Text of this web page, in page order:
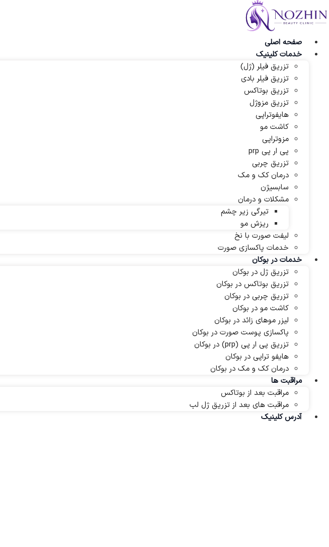
به
صفحه اصلی
خدمات کلینیک
تزریق فیلر (ژل)
تزریق فیلر بادی
تزریق بوتاکس
تزریق مزوژل
هایفوتراپی
کاشت مو
مزوتراپی
پی ار پی prp
تزریق چربی
درمان کک و مک
سابسیژن
مشکلات و درمان
تیرگی زیر چشم
ریزش مو
لیفت صورت با نخ
خدمات پاکسازی صورت
خدمات در بوکان
تزریق ژل در بوکان
تزریق بوتاکس در بوکان
تزریق چربی در بوکان
کاشت مو در بوکان
لیزر موهای زائد در بوکان
پاکسازی پوست صورت در بوکان
تزریق پی ار پی (prp) در بوکان
هایفو تراپی در بوکان
درمان کک و مک در بوکان
مراقبت ها
مراقبت بعد از بوتاکس
مراقبت های بعد از تزریق ژل لب
آدرس کلینیک